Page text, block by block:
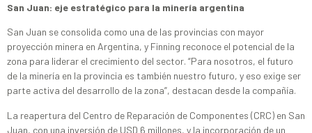
San Juan: eje estratégico para la minería argentina
San Juan se consolida como una de las provincias con mayor
proyección minera en Argentina, y Finning reconoce el potencial de la
zona para liderar el crecimiento del sector. “Para nosotros, el futuro
de la minería en la provincia es también nuestro futuro, y eso exige ser
parte activa del desarrollo de la zona”, destacan desde la compañía.
La reapertura del Centro de Reparación de Componentes (CRC) en San
Juan, con una inversión de USD 6 millones, y la incorporación de un